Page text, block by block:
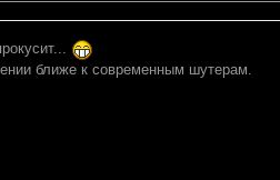
ближе к современным шутерам.